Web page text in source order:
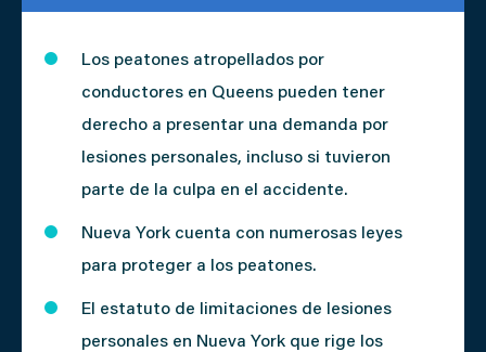
Los peatones atropellados por
conductores en Queens pueden tener
derecho a presentar una demanda por
lesiones personales, incluso si tuvieron
parte de la culpa en el accidente.
Nueva York cuenta con numerosas leyes
para proteger a los peatones.
El estatuto de limitaciones de lesiones
personales en Nueva York que rige los